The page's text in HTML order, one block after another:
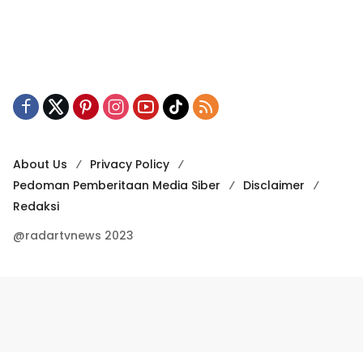
About Us
Privacy Policy
Pedoman Pemberitaan Media Siber
Disclaimer
Redaksi
@radartvnews 2023